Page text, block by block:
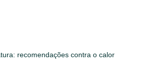
recomendações contra o calor